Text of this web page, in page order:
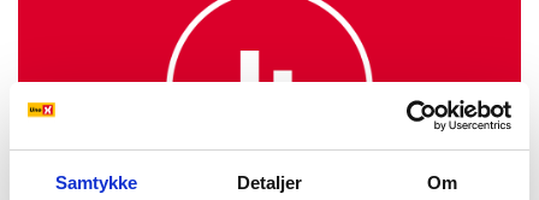
Samtykke Detaljer Om